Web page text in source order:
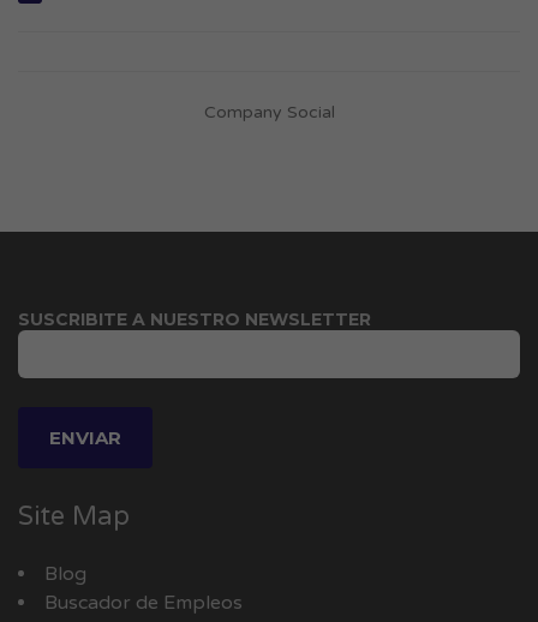
Company Social
SUSCRIBITE A NUESTRO NEWSLETTER
Site Map
Blog
Buscador de Empleos